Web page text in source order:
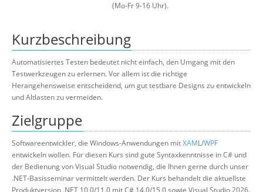
(Mo-Fr 9-16 Uhr).
Kurzbeschreibung
Automatisiertes Testen bedeutet nicht einfach, den Umgang mit den
Testwerkzeugen zu erlernen. Vor allem ist die richtige
Herangehensweise entscheidend, um gut testbare Designs zu entwickeln
und Altlasten zu vermeiden.
Zielgruppe
Softwareentwickler, die Windows-Anwendungen mitXAML/WPF
entwickeln wollen. Für diesen Kurs sind gute Syntaxkenntnisse in C# und
der Bedienung von Visual Studio notwendig, die Ihnen gerne durch unser
.NET-Basisseminar vermittelt werden. Der Kurs behandelt die aktuellste
Produktversion .NET 10.0/11.0 mit C# 14.0/15.0 sowie Visual Studio 2026.